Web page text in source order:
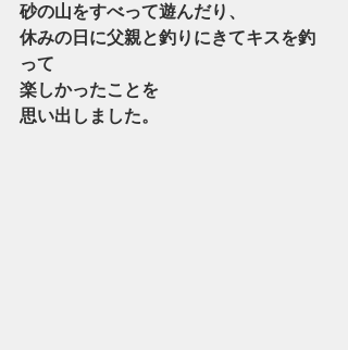
砂の山をすべって遊んだり、
休みの日に父親と釣りにきてキスを釣
って
楽しかったことを
思い出しました。